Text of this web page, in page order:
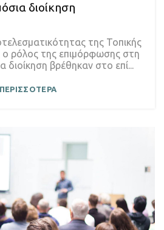
διοίκηση
της Τοπικής
ο ρόλος της επιμόρφωσης στη
διοίκηση βρέθηκαν στο επί...
ΠΕΡΙΣΣΟΤΕΡΑ